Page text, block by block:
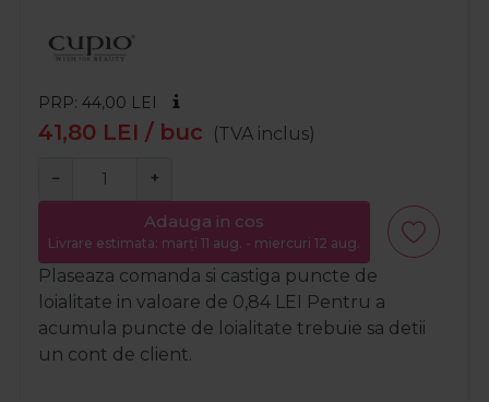
PRP: 44,00 LEI
41,80 LEI / buc (TVA inclus)
− +
Adauga in cos
Livrare estimata: marți 11 aug. - miercuri 12 aug.
Plaseaza comanda si castiga puncte de
loialitate in valoare de 0,84 LEI Pentru a
acumula puncte de loialitate trebuie sa detii
un cont de client.